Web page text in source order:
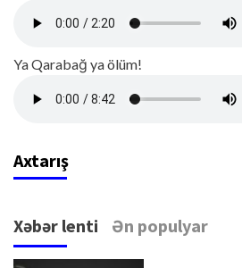
Ya Qarabağ ya ölüm!
Axtarış
Xəbər lenti Ən populyar